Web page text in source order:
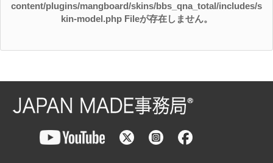
content/plugins/mangboard/skins/bbs_qna_total/includes/s
kin-model.php Fileが存在しません。